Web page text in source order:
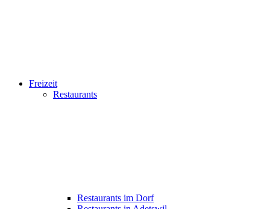
Freizeit
Restaurants
Restaurants im Dorf